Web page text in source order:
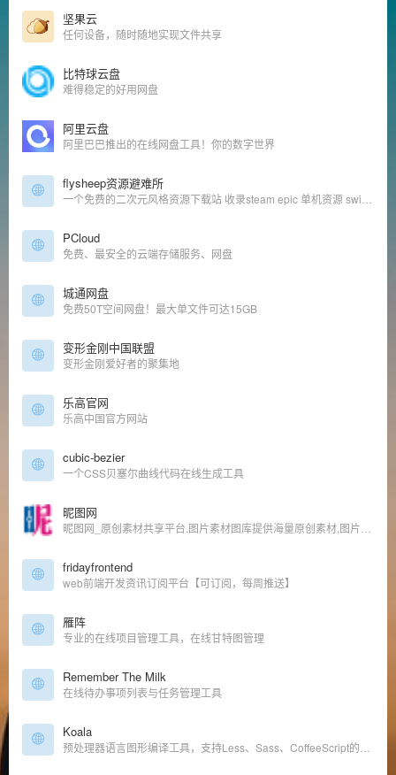
坚果云
任何设备，随时随地实现文件共享
比特球云盘
难得稳定的好用网盘
阿里云盘
阿里巴巴推出的在线网盘工具！你的数字世界
flysheep资源避难所
PCloud
免费、最安全的云端存储服务、网盘
城通网盘
免费50T空间网盘！最大单文件可达15GB
变形金刚中国联盟
变形金刚爱好者的聚集地
乐高官网
乐高中国官方网站
cubic-bezier
一个CSS贝塞尔曲线代码在线生成工具
昵图网
fridayfrontend
web前端开发资讯订阅平台【可订阅，每周推送】
雁阵
专业的在线项目管理工具，在线甘特图管理
Remember The Milk
在线待办事项列表与任务管理工具
Koala